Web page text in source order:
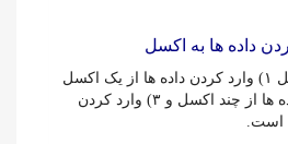
داده ها به اکسل
شامل سه ابزار از قبیل ۱) وارد کردن داده ها از یک اکسل
دیگر، ۲) وارد کردن داده ها از چند اکسل و ۳) وارد کردن
است.